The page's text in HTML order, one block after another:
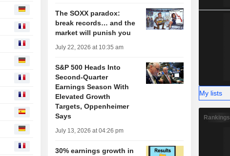
The SOXX paradox:
break records… and the
market will punish you
July 22, 2026 at 10:35 am
S&P 500 Heads Into
Second-Quarter
Earnings Season With
Elevated Growth
Targets, Oppenheimer
Says
July 13, 2026 at 04:26 pm
30% earnings growth in
My lists
Rankings